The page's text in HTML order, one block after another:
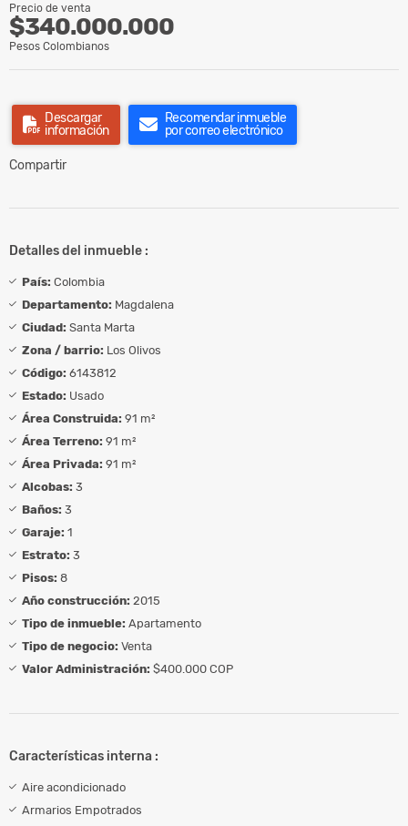
Precio de venta
$340.000.000
Pesos Colombianos
Descargar
información
Recomendar inmueble
por correo electrónico
Compartir
Detalles del inmueble :
País: Colombia
Departamento: Magdalena
Ciudad: Santa Marta
Zona / barrio: Los Olivos
Código: 6143812
Estado: Usado
Área Construida: 91 m²
Área Terreno: 91 m²
Área Privada: 91 m²
Alcobas: 3
Baños: 3
Garaje: 1
Estrato: 3
Pisos: 8
Año construcción: 2015
Tipo de inmueble: Apartamento
Tipo de negocio: Venta
Valor Administración: $400.000 COP
Características interna :
Aire acondicionado
Armarios Empotrados